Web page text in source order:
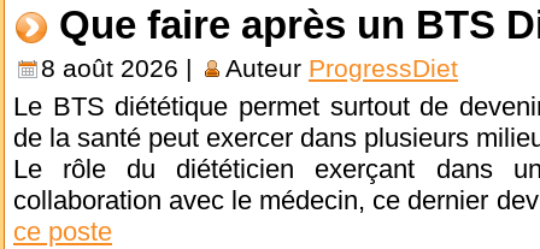
Que faire après un BTS
8 août 2026 | Auteur ProgressDiet
Le BTS diététique permet surtout de
de la santé peut exercer dans plusieurs
Le rôle du diététicien exerçant dans
collaboration avec le médecin, ce dernier
ce poste